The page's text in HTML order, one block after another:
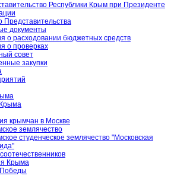
Республики Крым при Президенте
Представительства
документы
о расходовании бюджетных средств
о проверках
совет
закупки
крымчан в Москве
землячество
студенческое землячество "Московская
Крыма